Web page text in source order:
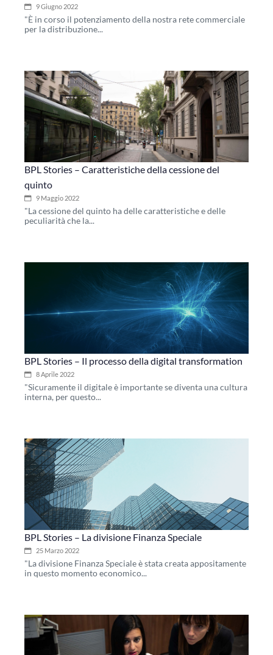
9 Giugno 2022
"È in corso il potenziamento della nostra rete commerciale
per la distribuzione...
BPL Stories – Caratteristiche della cessione del
quinto
9 Maggio 2022
"La cessione del quinto ha delle caratteristiche e delle
peculiarità che la...
BPL Stories – Il processo della digital transformation
8 Aprile 2022
"Sicuramente il digitale è importante se diventa una cultura
interna, per questo...
BPL Stories – La divisione Finanza Speciale
25 Marzo 2022
"La divisione Finanza Speciale è stata creata appositamente
in questo momento economico...